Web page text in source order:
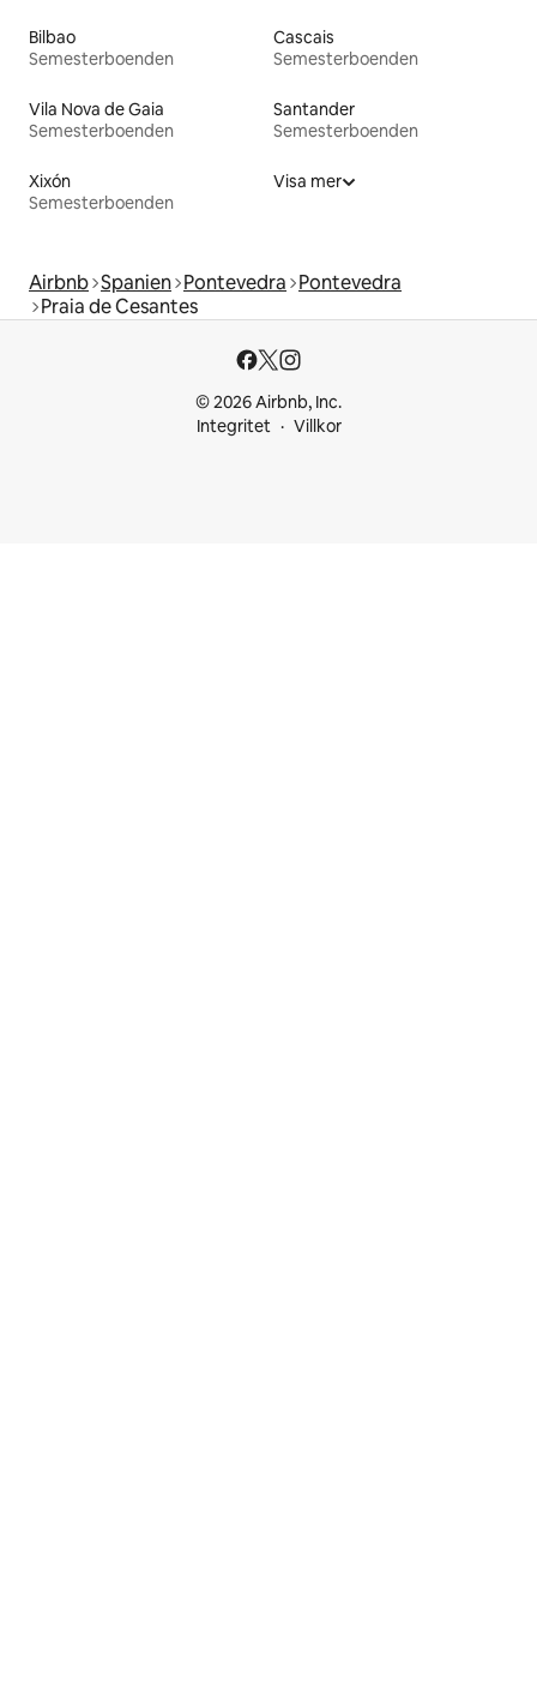
Bilbao
Semesterboenden
Cascais
Semesterboenden
Vila Nova de Gaia
Semesterboenden
Santander
Semesterboenden
Xixón
Semesterboenden
Visa mer
Airbnb Spanien Pontevedra Pontevedra
Praia de Cesantes
© 2026 Airbnb, Inc.
Integritet
Villkor